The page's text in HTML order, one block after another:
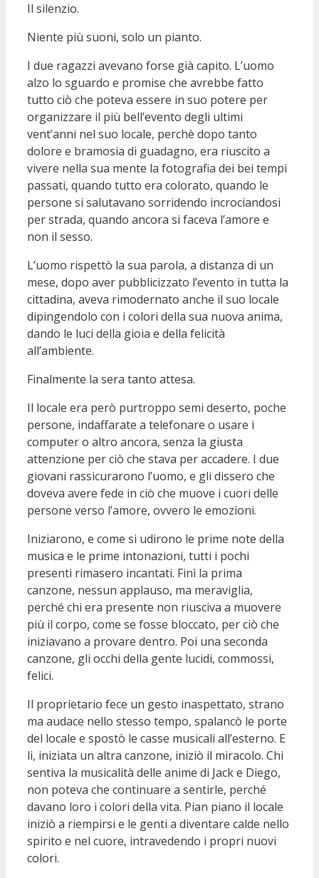
Il silenzio.
Niente più suoni, solo un pianto.
I due ragazzi avevano forse già capito. L’uomo
alzo lo sguardo e promise che avrebbe fatto
tutto ciò che poteva essere in suo potere per
organizzare il più bell’evento degli ultimi
vent’anni nel suo locale, perchè dopo tanto
dolore e bramosia di guadagno, era riuscito a
vivere nella sua mente la fotografia dei bei tempi
passati, quando tutto era colorato, quando le
persone si salutavano sorridendo incrociandosi
per strada, quando ancora si faceva l’amore e
non il sesso.
L’uomo rispettò la sua parola, a distanza di un
mese, dopo aver pubblicizzato l’evento in tutta la
cittadina, aveva rimodernato anche il suo locale
dipingendolo con i colori della sua nuova anima,
dando le luci della gioia e della felicità
all’ambiente.
Finalmente la sera tanto attesa.
Il locale era però purtroppo semi deserto, poche
persone, indaffarate a telefonare o usare i
computer o altro ancora, senza la giusta
attenzione per ciò che stava per accadere. I due
giovani rassicurarono l’uomo, e gli dissero che
doveva avere fede in ciò che muove i cuori delle
persone verso l’amore, ovvero le emozioni.
Iniziarono, e come si udirono le prime note della
musica e le prime intonazioni, tutti i pochi
presenti rimasero incantati. Finì la prima
canzone, nessun applauso, ma meraviglia,
perché chi era presente non riusciva a muovere
più il corpo, come se fosse bloccato, per ciò che
iniziavano a provare dentro. Poi una seconda
canzone, gli occhi della gente lucidi, commossi,
felici.
Il proprietario fece un gesto inaspettato, strano
ma audace nello stesso tempo, spalancò le porte
del locale e spostò le casse musicali all’esterno. E
li, iniziata un altra canzone, iniziò il miracolo. Chi
sentiva la musicalità delle anime di Jack e Diego,
non poteva che continuare a sentirle, perché
davano loro i colori della vita. Pian piano il locale
iniziò a riempirsi e le genti a diventare calde nello
spirito e nel cuore, intravedendo i propri nuovi
colori.